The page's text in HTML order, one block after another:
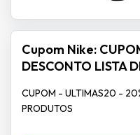
Cupom Nike:
DESCONTO LISTA
CUPOM - ULTIMAS20 -
PRODUTOS